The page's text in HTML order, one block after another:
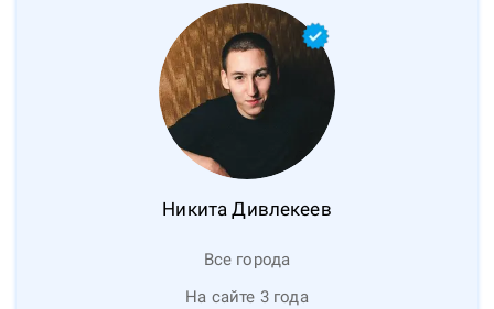
Никита Дивлекеев
Все города
На сайте 3 года